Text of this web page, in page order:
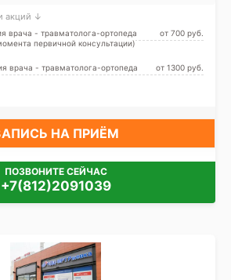
акций ↓
врача - травматолога-ортопеда
первичной консультации)
от 700 pуб.
врача - травматолога-ортопеда
от 1300 pуб.
НА ПРИЁМ
ПОЗВОНИТЕ СЕЙЧАС
+7(812)2091039